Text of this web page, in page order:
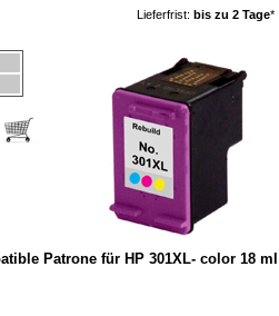
Lieferfrist: bis zu 2 Tage*
Patrone für HP 301XL- color 18 ml